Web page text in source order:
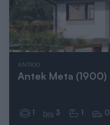
AN1900
Antek Meta (1900)
1 3 1 0